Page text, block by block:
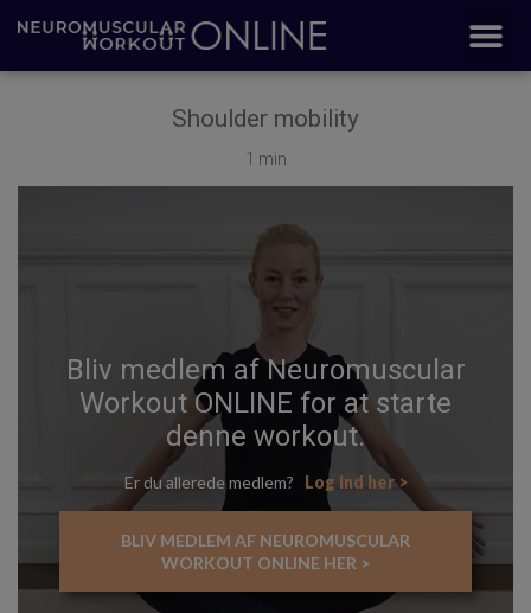
Shoulder mobility
1 min
Bliv medlem af Neuromuscular
Workout ONLINE for at starte
denne workout.
Er du allerede medlem? Log ind her >
BLIV MEDLEM AF NEUROMUSCULAR
WORKOUT ONLINE HER >